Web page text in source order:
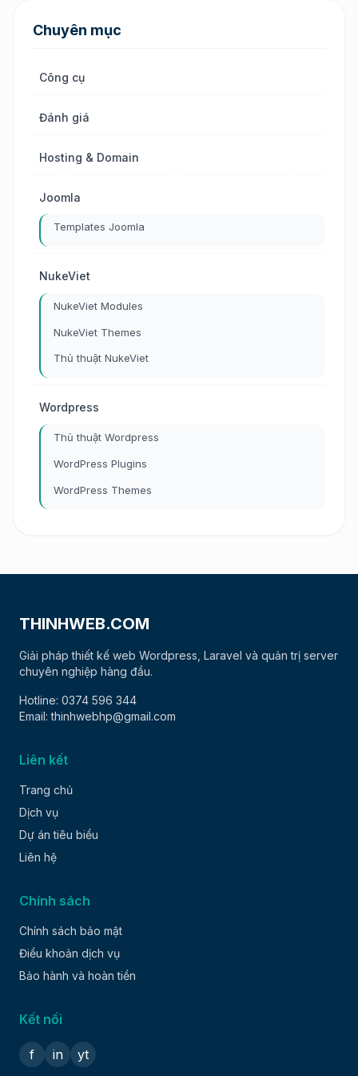
Chuyên mục
Công cụ
Đánh giá
Hosting & Domain
Joomla
Templates Joomla
NukeViet
NukeViet Modules
NukeViet Themes
Thủ thuật NukeViet
Wordpress
Thủ thuật Wordpress
WordPress Plugins
WordPress Themes
THINHWEB.COM
Giải pháp thiết kế web Wordpress, Laravel và quản trị server
chuyên nghiệp hàng đầu.
Hotline: 0374 596 344
Email: thinhwebhp@gmail.com
Liên kết
Trang chủ
Dịch vụ
Dự án tiêu biểu
Liên hệ
Chính sách
Chính sách bảo mật
Điều khoản dịch vụ
Bảo hành và hoàn tiền
Kết nối
f in yt